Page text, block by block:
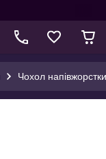
Чохол